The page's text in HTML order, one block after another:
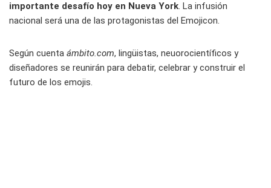
importante desafío hoy en Nueva York. La infusión
nacional será una de las protagonistas del Emojicon.
Según cuenta ámbito.com, lingüistas, neuorocientíficos y
diseñadores se reunirán para debatir, celebrar y construir el
futuro de los emojis.